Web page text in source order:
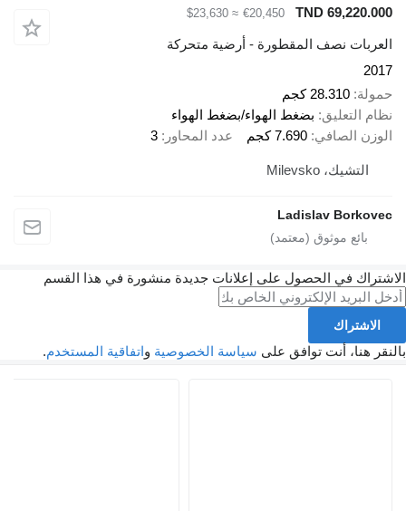
TND 69,220.000
€20,450
≈ $23,630
العربات نصف المقطورة - أرضية متحركة
2017
حمولة 28.310 كجم
نظام التعليق بضغط الهواء/بضغط الهواء
الوزن الصافي 7.690 كجم عدد المحاور 3
التشيك، Milevsko
Ladislav Borkovec
الاشتراك في الحصول على إعلانات جديدة منشورة في هذا القسم
الاشتراك
بالنقر هنا، أنت توافق على سياسة الخصوصية واتفاقية المستخدم.